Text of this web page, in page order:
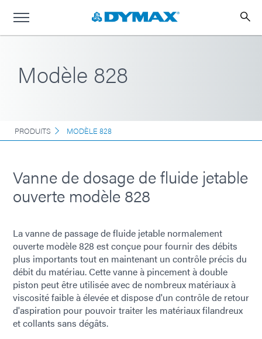
Modèle 828
PRODUITS MODÈLE 828
Vanne de dosage de fluide jetable
ouverte modèle 828
La vanne de passage de fluide jetable normalement
ouverte modèle 828 est conçue pour fournir des débits
plus importants tout en maintenant un contrôle précis du
débit du matériau. Cette vanne à pincement à double
piston peut être utilisée avec de nombreux matériaux à
viscosité faible à élevée et dispose d'un contrôle de retour
d'aspiration pour pouvoir traiter les matériaux filandreux
et collants sans dégâts.